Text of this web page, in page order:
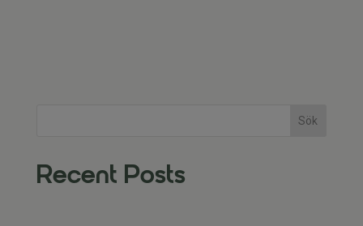
Sök
Recent Posts